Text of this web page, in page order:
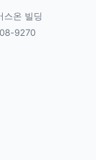
스온 빌딩
9270